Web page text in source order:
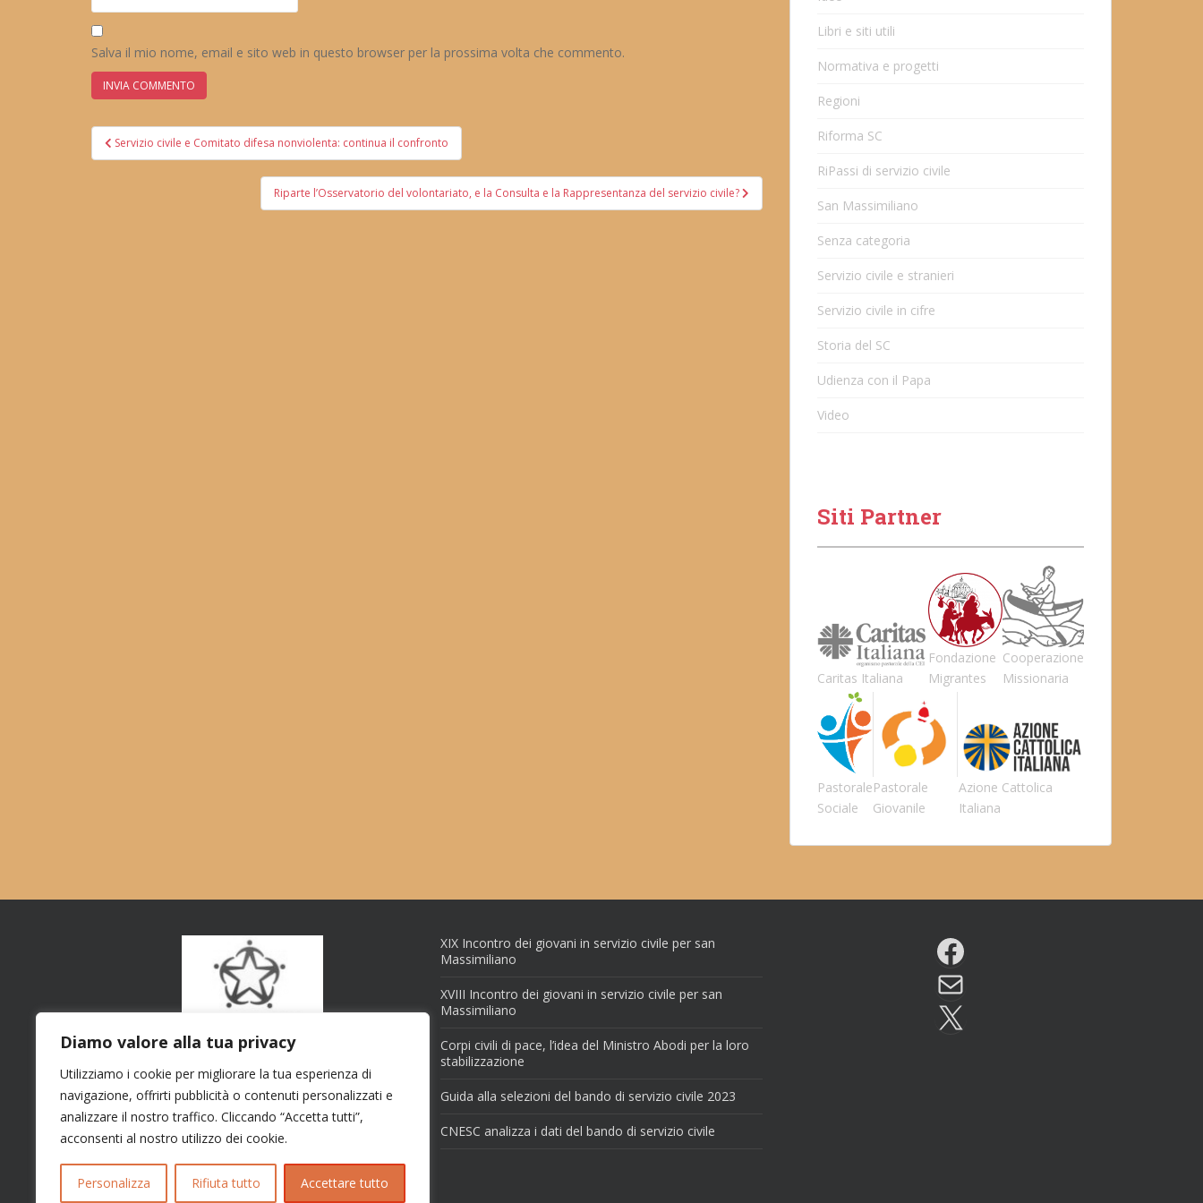
Diamo valore alla tua privacy
Utilizziamo i cookie per migliorare la tua esperienza di
navigazione, offrirti pubblicità o contenuti personalizzati e
analizzare il nostro traffico. Cliccando “Accetta tutti”,
acconsenti al nostro utilizzo dei cookie.
Personalizza Rifiuta tutto Accettare tutto
Salva il mio nome, email e sito web in questo browser per la prossima volta che commento.
Navigazione
articoli
Servizio civile e Comitato difesa nonviolenta: continua il confronto
Riparte l’Osservatorio del volontariato, e la Consulta e la Rappresentanza del servizio civile?
Libri e siti utili
Normativa e progetti
Regioni
Riforma SC
RiPassi di servizio civile
San Massimiliano
Senza categoria
Servizio civile e stranieri
Servizio civile in cifre
Storia del SC
Udienza con il Papa
Video
Siti Partner
Caritas Italiana
Fondazione
Migrantes
Cooperazione
Missionaria
Pastorale
Sociale
Pastorale
Giovanile
Azione Cattolica
Italiana
XIX Incontro dei giovani in servizio civile per san
Massimiliano
XVIII Incontro dei giovani in servizio civile per san
Massimiliano
Corpi civili di pace, l’idea del Ministro Abodi per la loro
stabilizzazione
Guida alla selezioni del bando di servizio civile 2023
CNESC analizza i dati del bando di servizio civile
Facebook
Email
X